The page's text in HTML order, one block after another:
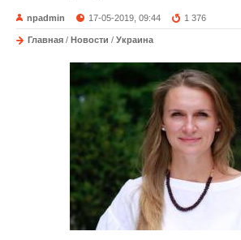
npadmin 17-05-2019, 09:44 1 376
Главная / Новости / Украина